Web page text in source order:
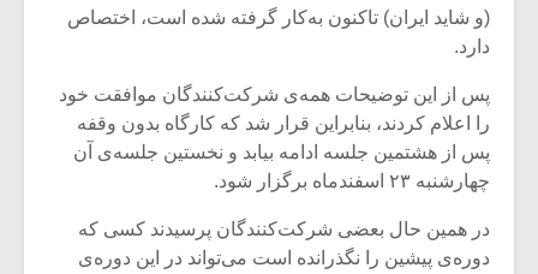
(و شاید ایران) تاکنون به‌کار گرفته شده است، اختصاص
دارد.
پس از این توضیحات همه‌ی شرکت‌کنندگان موافقت خود
را اعلام کردند، بنابراین قرار شد که کارگاه بدون وقفه
پس از هشتمین جلسه ادامه بیابد و نخستین جلسه‌ی آن
چهارشنبه ۲۳ اسفندماه برگزار شود.
در همین حال بعضی شرکت‌کنندگان پرسیدند کسی که
دوره‌ی پیشین را نگذرانده است می‌تواند در این دوره‌ی